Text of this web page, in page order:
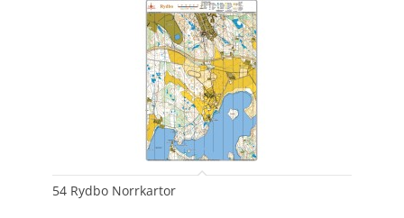
54 Rydbo Norrkartor